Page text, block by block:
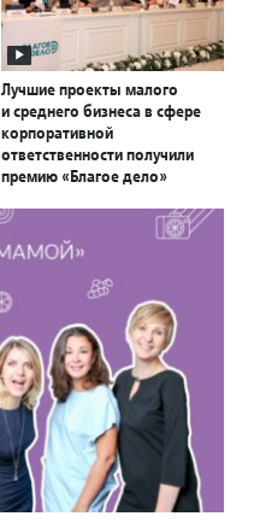
Лучшие проекты малого
и среднего бизнеса в сфере
корпоративной
ответственности получили
премию «Благое дело»